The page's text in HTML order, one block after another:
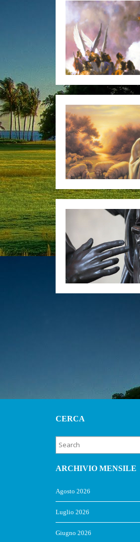
CERCA
ARCHIVIO MENSILE
Agosto 2026
Luglio 2026
Giugno 2026